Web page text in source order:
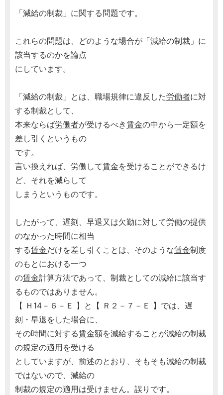
「減給の制裁」に関する問題です。
これらの問題は、どのような場合が「減給の制裁」に
該当するのかを論点
にしています。
「減給の制裁」とは、職場規律に違反した労働者に対
する制裁として、
本来ならば労働者が受けるべき賃金の中から一定額を
差し引くというもの
です。
言い換えれば、労働して賃金を受けることができるけ
ど、それを減らして
しまうというものです。
したがって、遅刻、早退又は欠勤に対して労働の提供
のなかった時間に相当
する賃金だけを差し引くことは、そのような賃金制度
のもとにおける一つ
の賃金計算方法であって、制裁としての減給に該当す
るものではありません。
【 Ｈ14－６－Ｅ 】と【 Ｒ２－７－Ｅ 】では、遅
刻・早退をした場合に、
その時間に対する賃金額を減給することが減給の制裁
の規定の適用を受ける
としていますが、前述のとおり、そもそも減給の制裁
ではないので、減給の
制裁の規定の適用は受けません。誤りです。